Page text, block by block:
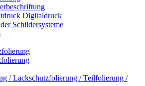
Digitaldruck
Schildersysteme
/ Lackschutzfolierung / Teilfolierung /